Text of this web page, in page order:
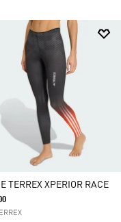
TERREX XPERIOR RACE